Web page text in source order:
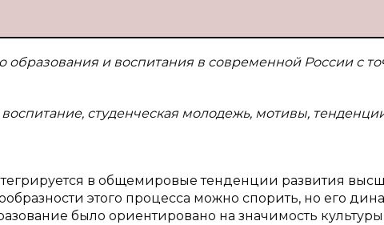
образования и воспитания в современной России с
студенческая молодежь, мотивы,
в общемировые тенденции развития
этого процесса можно спорить, но его
было ориентировано на значимость культуры